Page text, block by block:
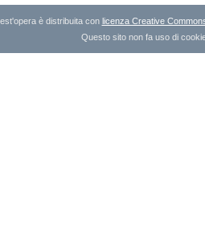
è distribuita con licenza Creative
Questo sito non fa uso di